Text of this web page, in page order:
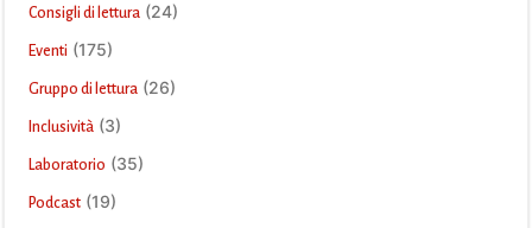
Consigli di lettura (24)
Eventi (175)
Gruppo di lettura (26)
Inclusività (3)
Laboratorio (35)
Podcast (19)